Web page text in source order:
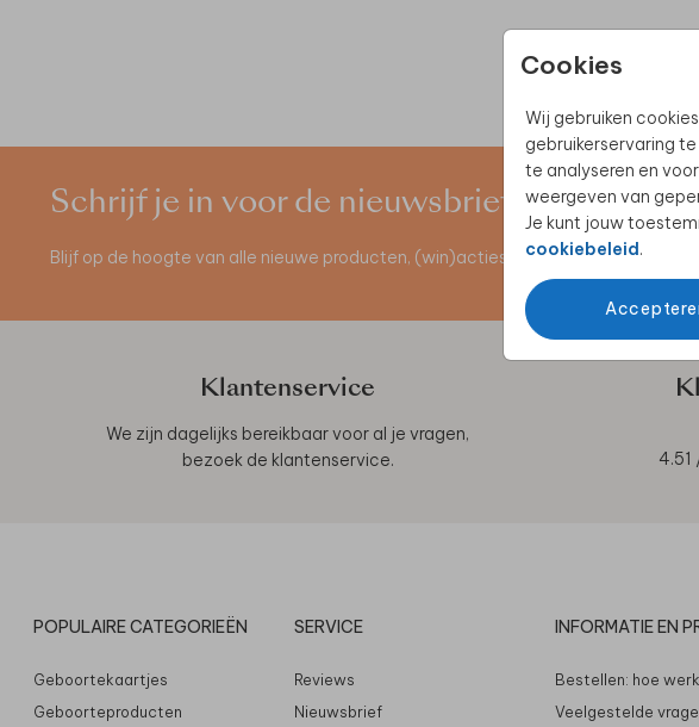
Cookies
Wij gebruiken
gebruikerservaring
te analyseren en
weergeven van
Je kunt jouw
cookiebeleid.
Schrijf je in voor de nieuwsbrief
Blijf op de hoogte van alle nieuwe producten, (win)acties en unieke
Klantenservice
We zijn dagelijks bereikbaar voor al je vragen,
bezoek de klantenservice. 4.51
POPULAIRE CATEGORIEËN
Geboortekaartjes
Geboorteproducten
SERVICE
Reviews
Nieuwsbrief
INFORMATIE EN
Bestellen: hoe
Veelgestelde